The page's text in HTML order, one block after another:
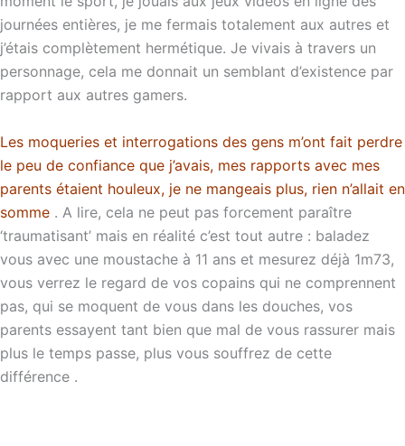
journées entières, je me fermais totalement aux autres et
j’étais complètement hermétique. Je vivais à travers un
personnage, cela me donnait un semblant d’existence par
rapport aux autres gamers.
Les moqueries et interrogations des gens m’ont fait perdre
le peu de confiance que j’avais, mes rapports avec mes
parents étaient houleux, je ne mangeais plus, rien n’allait en
somme . A lire, cela ne peut pas forcement paraître
‘traumatisant’ mais en réalité c’est tout autre : baladez
vous avec une moustache à 11 ans et mesurez déjà 1m73,
vous verrez le regard de vos copains qui ne comprennent
pas, qui se moquent de vous dans les douches, vos
parents essayent tant bien que mal de vous rassurer mais
plus le temps passe, plus vous souffrez de cette
différence .